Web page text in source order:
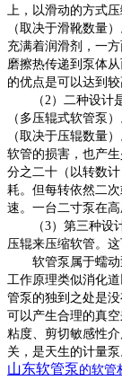
上，以滑动的方式
（取决于滑靴数量
充满着润滑剂，一
磨擦热传递到泵体
的优点是可以达到较
（2）二种设计
（多压辊式软管泵
（取决于压辊数量
软管的损害，也产
分之二十（以转数
耗。但每转依然二
速。一台二寸泵在
（3）第三种设
压辊来压缩软管。
软管泵属于蠕
工作原理类似消化
管泵的独到之处是
可以产生合理的真
粘度、剪切敏感性
关，是天生的计量泵
山东软管泵的软管